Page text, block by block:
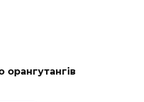
орангутангів